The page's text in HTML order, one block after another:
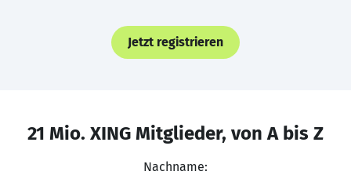
Jetzt registrieren
21 Mio. XING Mitglieder, von A bis Z
Nachname: